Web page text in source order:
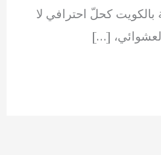
كحلّ احترافي لا
[…]